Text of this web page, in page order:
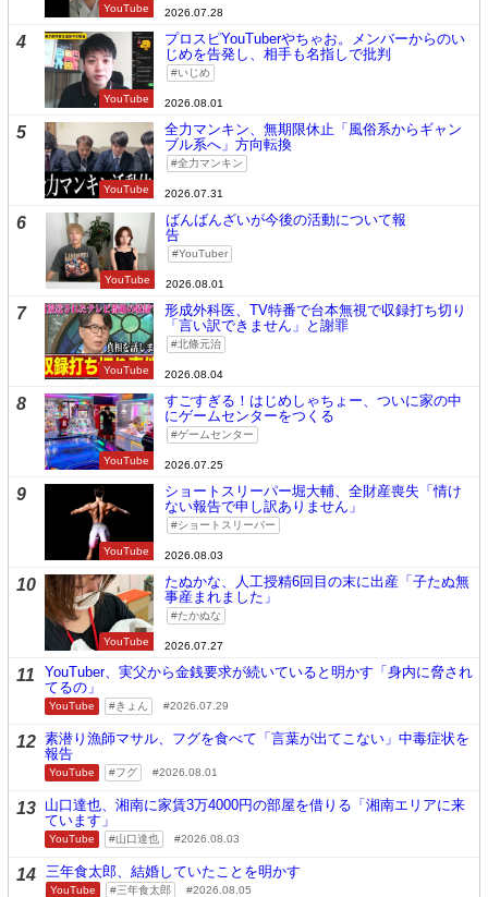
YouTube 2026.07.28
4
YouTube
プロスピYouTuberやちゃお。メンバーからのい
じめを告発し、相手も名指しで批判
いじめ
2026.08.01
5
YouTube
全力マンキン、無期限休止「風俗系からギャン
ブル系へ」方向転換
全力マンキン
2026.07.31
6
YouTube
ばんばんざいが今後の活動について報
告
YouTuber
2026.08.01
7
YouTube
形成外科医、TV特番で台本無視で収録打ち切り
「言い訳できません」と謝罪
北條元治
2026.08.04
8
YouTube
すごすぎる！はじめしゃちょー、ついに家の中
にゲームセンターをつくる
ゲームセンター
2026.07.25
9
YouTube
ショートスリーパー堀大輔、全財産喪失「情け
ない報告で申し訳ありません」
ショートスリーパー
2026.08.03
10
YouTube
たぬかな、人工授精6回目の末に出産「子たぬ無
事産まれました」
たかぬな
2026.07.27
11
YouTuber、実父から金銭要求が続いていると明かす「身内に脅され
てるの」
YouTube きょん 2026.07.29
12 素潜り漁師マサル、フグを食べて「言葉が出てこない」中毒症状を
報告
YouTube フグ 2026.08.01
13 山口達也、湘南に家賃3万4000円の部屋を借りる「湘南エリアに来
ています」
YouTube 山口達也 2026.08.03
14 三年食太郎、結婚していたことを明かす
YouTube 三年食太郎 2026.08.05